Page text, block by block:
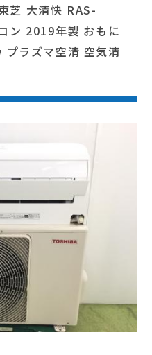
芝 大清快 RAS-
ン 2019年製 おもに
ラズマ空清 空気清